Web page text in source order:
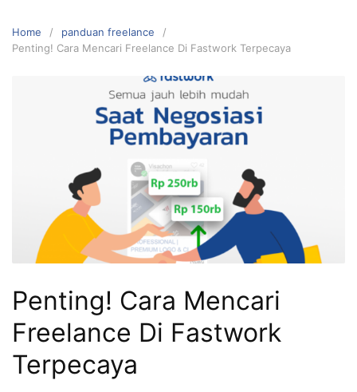
Home
panduan freelance
Penting! Cara Mencari Freelance Di Fastwork Terpecaya
Penting! Cara Mencari
Freelance Di Fastwork
Terpecaya